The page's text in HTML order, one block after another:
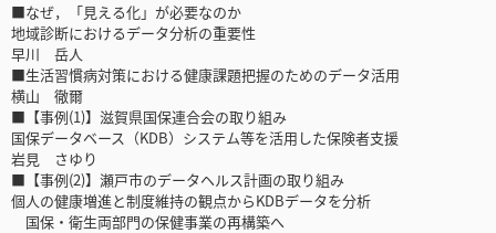
■なぜ，「見える化」が必要なのか
地域診断におけるデータ分析の重要性
早川 岳人
■生活習慣病対策における健康課題把握のためのデータ活用
横山 徹爾
■【事例(1)】滋賀県国保連合会の取り組み
国保データベース（KDB）システム等を活用した保険者支援
岩見 さゆり
■【事例(2)】瀬戸市のデータヘルス計画の取り組み
個人の健康増進と制度維持の観点からKDBデータを分析
国保・衛生両部門の保健事業の再構築へ